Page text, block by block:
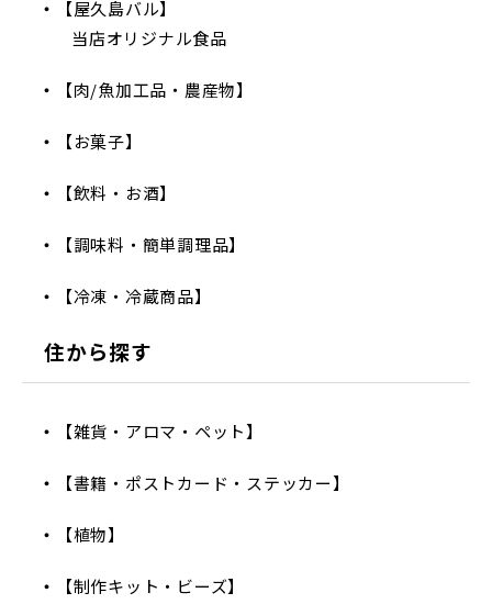
【屋久島バル】
当店オリジナル食品
【肉/魚加工品・農産物】
【お菓子】
【飲料・お酒】
【調味料・簡単調理品】
【冷凍・冷蔵商品】
住から探す
【雑貨・アロマ・ペット】
【書籍・ポストカード・ステッカー】
【植物】
【制作キット・ビーズ】